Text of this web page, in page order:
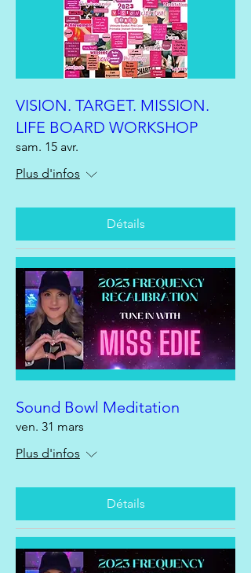
VISION. TARGET. MISSION.
LIFE BOARD WORKSHOP
sam. 15 avr.
Plus d'infos
Détails
Sound Bowl Meditation
ven. 31 mars
Plus d'infos
Détails